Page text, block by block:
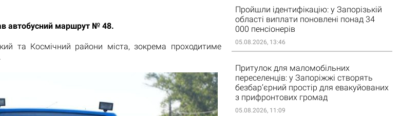
автобусний маршрут № 48.
та Космічний райони міста, зокрема проходитиме
Пройшли ідентифікацію: у Запорізькій
області виплати поновлені понад 34
000 пенсіонерів
05.08.2026, 13:46
Притулок для маломобільних
переселенців: у Запоріжжі створять
безбар’єрний простір для евакуйованих
з прифронтових громад
05.08.2026, 11:09